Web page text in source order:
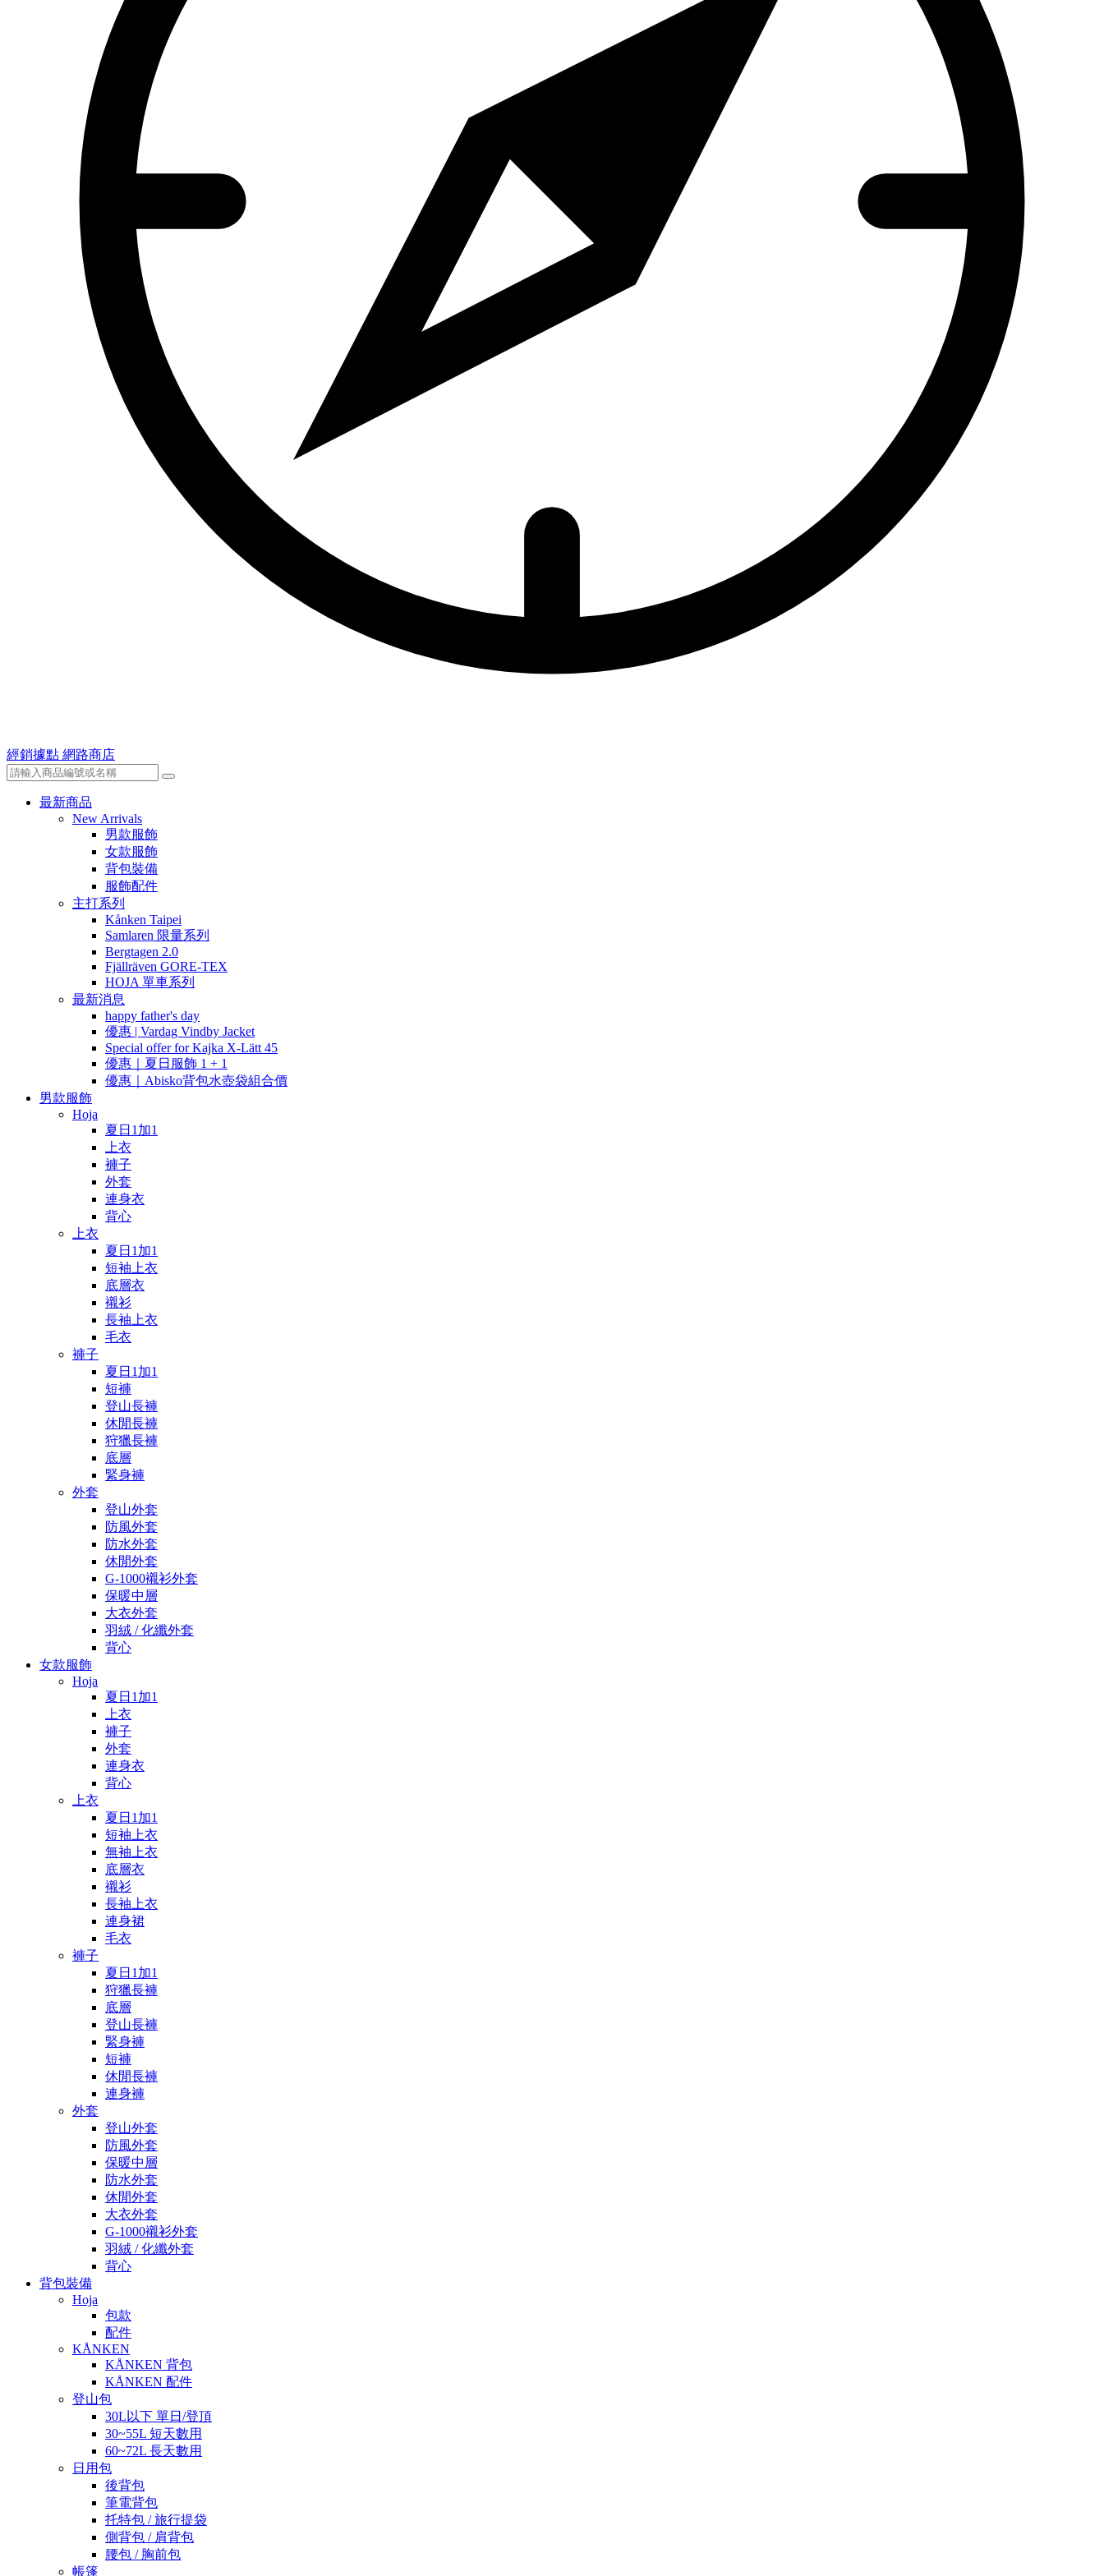
經銷據點 網路商店
最新商品
New Arrivals
男款服飾
女款服飾
背包裝備
服飾配件
主打系列
Kånken Taipei
Samlaren 限量系列
Bergtagen 2.0
Fjällräven GORE-TEX
HOJA 單車系列
最新消息
happy father's day
優惠 | Vardag Vindby Jacket
Special offer for Kajka X-Lätt 45
優惠｜夏日服飾 1 + 1
優惠｜Abisko背包水壺袋組合價
男款服飾
Hoja
夏日1加1
上衣
褲子
外套
連身衣
背心
上衣
夏日1加1
短袖上衣
底層衣
襯衫
長袖上衣
毛衣
褲子
夏日1加1
短褲
登山長褲
休閒長褲
狩獵長褲
底層
緊身褲
外套
登山外套
防風外套
防水外套
休閒外套
G-1000襯衫外套
保暖中層
大衣外套
羽絨 / 化纖外套
背心
女款服飾
Hoja
夏日1加1
上衣
褲子
外套
連身衣
背心
上衣
夏日1加1
短袖上衣
無袖上衣
底層衣
襯衫
長袖上衣
連身裙
毛衣
褲子
夏日1加1
狩獵長褲
底層
登山長褲
緊身褲
短褲
休閒長褲
連身褲
外套
登山外套
防風外套
保暖中層
防水外套
休閒外套
大衣外套
G-1000襯衫外套
羽絨 / 化纖外套
背心
背包裝備
Hoja
包款
配件
KÅNKEN
KÅNKEN 背包
KÅNKEN 配件
登山包
30L以下 單日/登頂
30~55L 短天數用
60~72L 長天數用
日用包
後背包
筆電背包
托特包 / 旅行提袋
側背包 / 肩背包
腰包 / 胸前包
帳篷